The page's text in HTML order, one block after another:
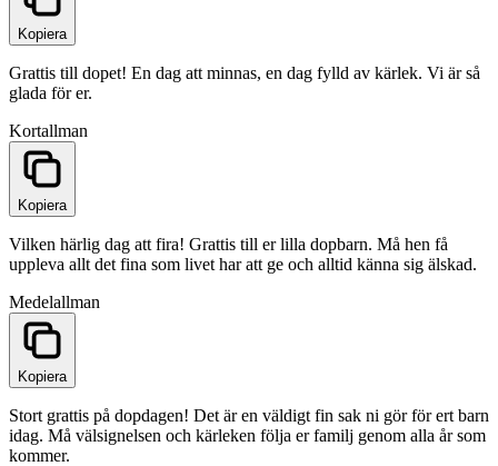
Kopiera
Grattis till dopet! En dag att minnas, en dag fylld av kärlek. Vi är så
glada för er.
Kortallman
Kopiera
Vilken härlig dag att fira! Grattis till er lilla dopbarn. Må hen få
uppleva allt det fina som livet har att ge och alltid känna sig älskad.
Medelallman
Kopiera
Stort grattis på dopdagen! Det är en väldigt fin sak ni gör för ert barn
idag. Må välsignelsen och kärleken följa er familj genom alla år som
kommer.